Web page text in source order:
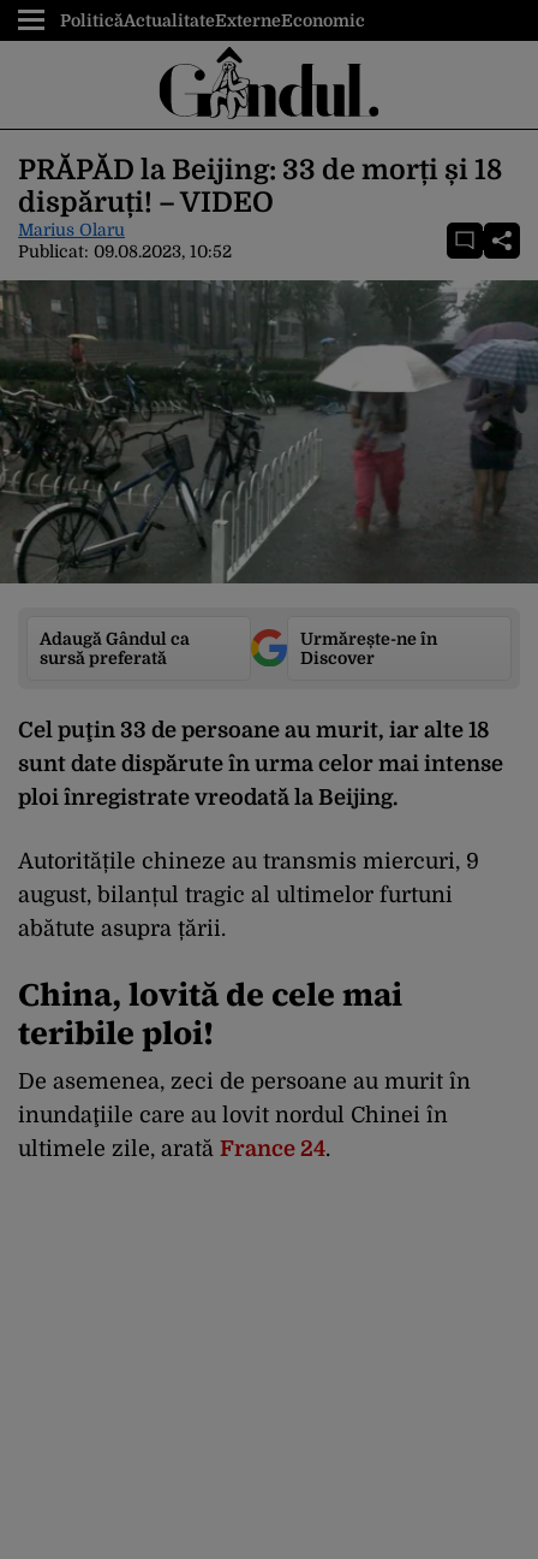
PoliticăActualitateExterneEconomic
PRĂPĂD la Beijing: 33 de morți și 18
dispăruți! – VIDEO
Marius Olaru
Publicat: 09.08.2023, 10:52
Adaugă Gândul ca
sursă preferată
Urmărește-ne în
Discover
Cel puţin 33 de persoane au murit, iar alte 18
sunt date dispărute în urma celor mai intense
ploi înregistrate vreodată la Beijing.
Autoritățile chineze au transmis miercuri, 9
august, bilanțul tragic al ultimelor furtuni
abătute asupra țării.
China, lovită de cele mai
teribile ploi!
De asemenea, zeci de persoane au murit în
inundaţiile care au lovit nordul Chinei în
ultimele zile, arată France 24.